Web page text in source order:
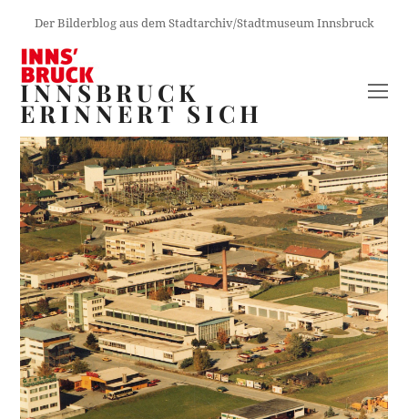
Der Bilderblog aus dem Stadtarchiv/Stadtmuseum Innsbruck
INNSBRUCK
ERINNERT SICH